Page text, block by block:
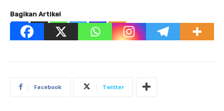
Bagikan Artikel
Facebook Twitter